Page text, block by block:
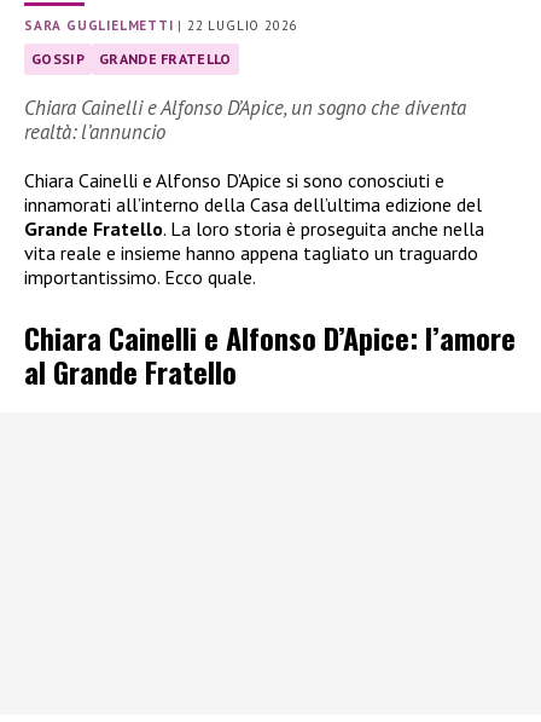
SARA GUGLIELMETTI |22 LUGLIO 2026
GOSSIP GRANDE FRATELLO
Chiara Cainelli e Alfonso D’Apice, un sogno che diventa
realtà: l’annuncio
Chiara Cainelli e Alfonso D’Apice si sono conosciuti e
innamorati all’interno della Casa dell’ultima edizione del
Grande Fratello. La loro storia è proseguita anche nella
vita reale e insieme hanno appena tagliato un traguardo
importantissimo. Ecco quale.
Chiara Cainelli e Alfonso D’Apice: l’amore
al Grande Fratello